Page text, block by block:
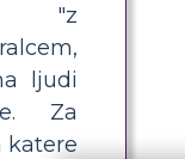
"z
ljudi
Za
katere